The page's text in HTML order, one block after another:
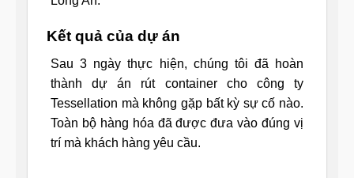
Kết quả của dự án
Sau 3 ngày thực hiện, chúng tôi đã hoàn
thành dự án rút container cho công ty
Tessellation mà không gặp bất kỳ sự cố nào.
Toàn bộ hàng hóa đã được đưa vào đúng vị
trí mà khách hàng yêu cầu.